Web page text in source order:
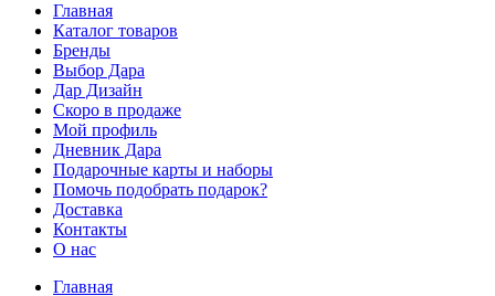
Главная
Каталог товаров
Бренды
Выбор Дара
Дар Дизайн
Скоро в продаже
Мой профиль
Дневник Дара
Подарочные карты и наборы
Помочь подобрать подарок?
Доставка
Контакты
О нас
Главная